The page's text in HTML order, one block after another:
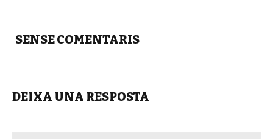
SENSE COMENTARIS
DEIXA UNA RESPOSTA